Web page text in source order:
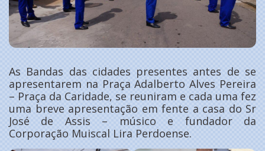
As Bandas das cidades presentes antes de se
apresentarem na Praça Adalberto Alves Pereira
– Praça da Caridade, se reuniram e cada uma fez
uma breve apresentação em fente a casa do Sr
José de Assis – músico e fundador da
Corporação Muiscal Lira Perdoense.